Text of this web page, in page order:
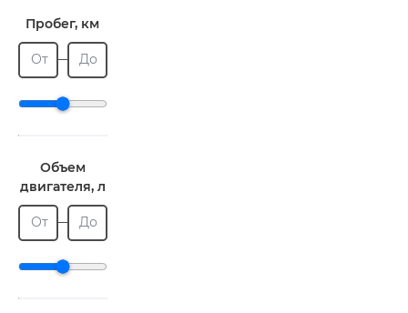
Пробег, км
От До
Объем
двигателя, л
От До